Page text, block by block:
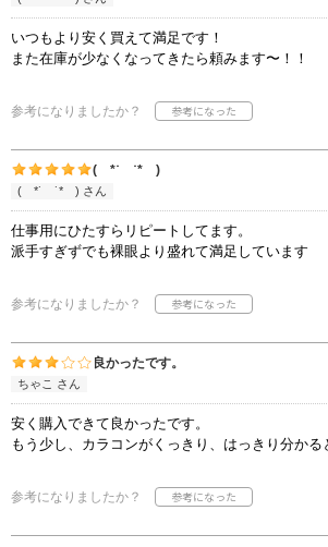
いつもより安く買えて満足です！
また在庫が少なくなってきたら頼みます〜！！
参考になりましたか？
( *˙ ˙* )
( *˙ ˙* ) さん
仕事用にひたすらリピートしてます。
派手すぎずでも裸眼より盛れて満足しています
参考になりましたか？
良かったです。
ちゃこ さん
安く購入できて良かったです。
もう少し、カラコンがくっきり、はっきり分かる
参考になりましたか？